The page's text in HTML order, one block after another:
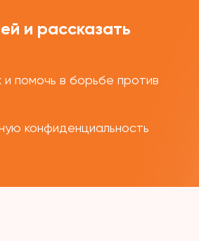
и рассказать
помочь в борьбе против
конфиденциальность